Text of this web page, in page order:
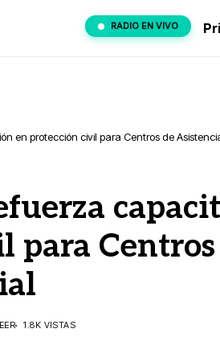
RADIO EN VIVO
en protección civil para Centros de
para Centros
1.8K VISTAS